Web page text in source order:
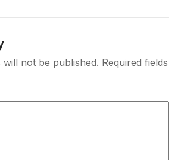
will not be published. Required fields